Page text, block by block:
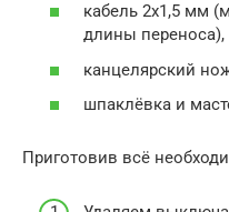
кабель 2х1,5 мм
длины переноса),
канцелярский
шпаклёвка и
Приготовив всё